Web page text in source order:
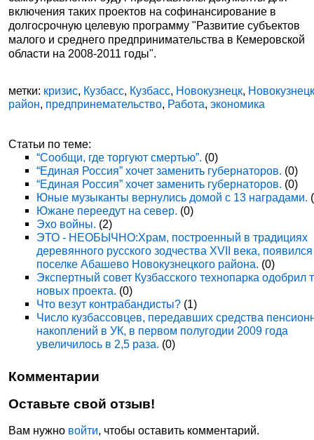
включения таких проектов на софинансирование в
долгосрочную целевую программу "Развитие субъектов
малого и среднего предпринимательства в Кемеровской
области на 2008-2011 годы".
метки: кризис, Кузбасс, Кузбасс, Новокузнецк,
район, предпринемательство, Работа,экономика
Статьи по теме:
“Сообщи, где торгуют смертью”. (0)
“Единая Россия” хочет заменить губернаторов. (0)
“Единая Россия” хочет заменить губернаторов. (0)
Юные музыканты вернулись домой с 13 наградами.
Южане переедут на север. (0)
Эхо войны. (2)
ЭТО - НЕОБЫЧНО:Храм, построенный в традициях
деревянного русского зодчества XVII века,
поселке Абашево Новокузнецкого района. (0)
Экспертный совет Кузбасского технопарка одобрил
новых проекта. (0)
Что везут контрабандисты? (1)
Число кузбассовцев, передавших средства
накоплений в УК, в первом полугодии 2009 года
увеличилось в 2,5 раза. (0)
Комментарии
Оставьте свой отзыв!
Вам нужно войти, чтобы оставить комментарий.